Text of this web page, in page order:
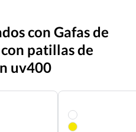
con Gafas de
patillas de
uv400